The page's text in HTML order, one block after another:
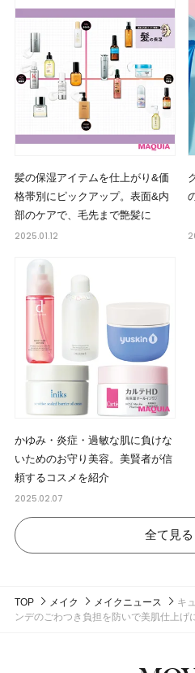
髪の保湿アイテムを仕上がり&価
格帯別にピックアップ。表面&内
部のケアで、毛先まで艶髪に
2025.01.12
かゆみ・炎症・過敏な肌に負けな
いためのお守り美容。美賢者が信
頼するコスメを紹介
2025.02.07
全て見
TOP メイク メイクニュース
キ
ンデのごわつき負担を防いで美肌仕上げ